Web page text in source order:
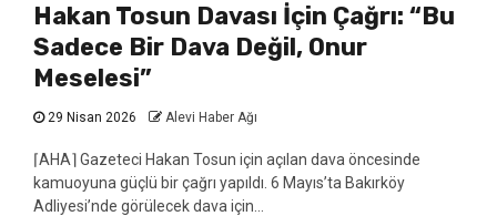
Hakan Tosun Davası İçin Çağrı: “Bu
Sadece Bir Dava Değil, Onur
Meselesi”
29 Nisan 2026 Alevi Haber Ağı
⌈AHA⌉ Gazeteci Hakan Tosun için açılan dava öncesinde
kamuoyuna güçlü bir çağrı yapıldı. 6 Mayıs’ta Bakırköy
Adliyesi’nde görülecek dava için...